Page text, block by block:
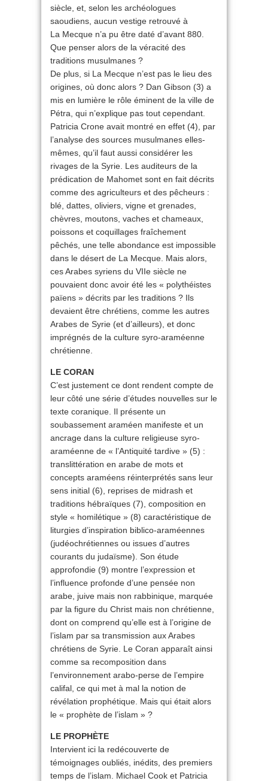
siècle, et, selon les archéologues
saoudiens, aucun vestige retrouvé à
La Mecque n’a pu être daté d’avant 880.
Que penser alors de la véracité des
traditions musulmanes ?
De plus, si La Mecque n’est pas le lieu des
origines, où donc alors ? Dan Gibson (3) a
mis en lumière le rôle éminent de la ville de
Pétra, qui n’explique pas tout cependant.
Patricia Crone avait montré en effet (4), par
l’analyse des sources musulmanes elles-
mêmes, qu’il faut aussi considérer les
rivages de la Syrie. Les auditeurs de la
prédication de Mahomet sont en fait décrits
comme des agriculteurs et des pêcheurs :
blé, dattes, oliviers, vigne et grenades,
chèvres, moutons, vaches et chameaux,
poissons et coquillages fraîchement
pêchés, une telle abondance est impossible
dans le désert de La Mecque. Mais alors,
ces Arabes syriens du VIIe siècle ne
pouvaient donc avoir été les « polythéistes
païens » décrits par les traditions ? Ils
devaient être chrétiens, comme les autres
Arabes de Syrie (et d’ailleurs), et donc
imprégnés de la culture syro-araméenne
chrétienne.
LE CORAN
C’est justement ce dont rendent compte de
leur côté une série d’études nouvelles sur le
texte coranique. Il présente un
soubassement araméen manifeste et un
ancrage dans la culture religieuse syro-
araméenne de « l’Antiquité tardive » (5) :
translittération en arabe de mots et
concepts araméens réinterprétés sans leur
sens initial (6), reprises de midrash et
traditions hébraïques (7), composition en
style « homilétique » (8) caractéristique de
liturgies d’inspiration biblico-araméennes
(judéochrétiennes ou issues d’autres
courants du judaïsme). Son étude
approfondie (9) montre l’expression et
l’influence profonde d’une pensée non
arabe, juive mais non rabbinique, marquée
par la figure du Christ mais non chrétienne,
dont on comprend qu’elle est à l’origine de
l’islam par sa transmission aux Arabes
chrétiens de Syrie. Le Coran apparaît ainsi
comme sa recomposition dans
l’environnement arabo-perse de l’empire
califal, ce qui met à mal la notion de
révélation prophétique. Mais qui était alors
le « prophète de l’islam » ?
LE PROPHÈTE
Intervient ici la redécouverte de
témoignages oubliés, inédits, des premiers
temps de l’islam. Michael Cook et Patricia